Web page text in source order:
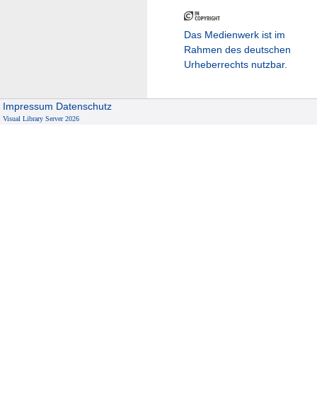
Das Medienwerk ist im
Rahmen des deutschen
Urheberrechts nutzbar.
Impressum Datenschutz
Visual Library Server 2026